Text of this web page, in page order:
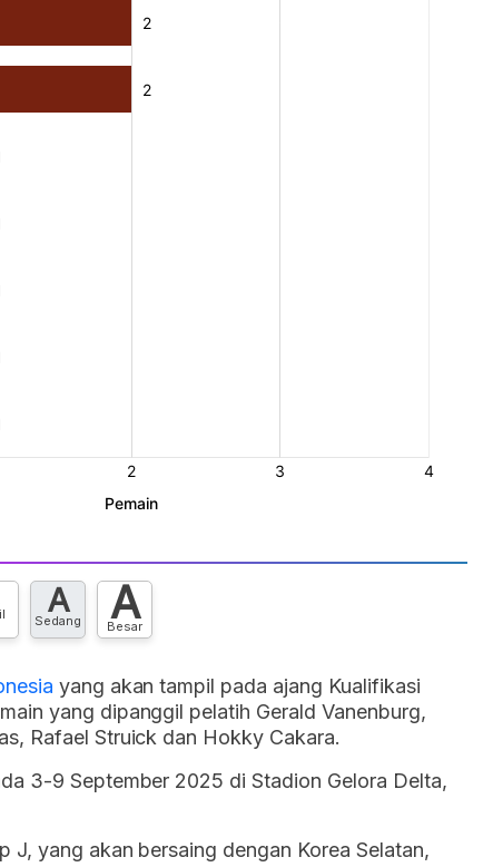
A
Sedang A
Besar
yang akan tampil pada ajang Kualifikasi
yang dipanggil pelatih Gerald Vanenburg,
Rafael Struick dan Hokky Cakara.
3-9 September 2025 di Stadion Gelora Delta,
J, yang akan bersaing dengan Korea Selatan,